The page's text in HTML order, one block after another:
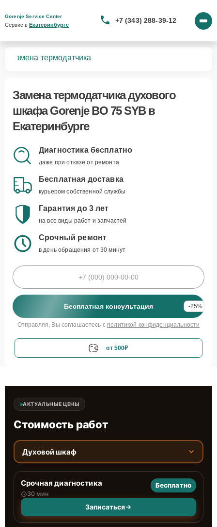
Gorenje Service Center
Сервис в Екатеринбурге
+7 (343) 288-39-12
Замена термодатчика
Замена термодатчика духового
шкафа Gorenje BO 75 SYB в
Екатеринбурге
Диагностика бесплатно
даже при отказе от ремонта
Бесплатная доставка
курьером собственной службы
Гарантия до 3 лет
на все виды работ и запчастей
Срочный ремонт
в день обращения от 30 минут
Бесплатная консультация -25%
Отправляя, Вы соглашаетесь с политикой конфиденциальности
от 500₽
АКТУАЛЬНЫЕ ЦЕНЫ
Стоимость работ
Духовой шкаф
Срочная диагностика
30 мин
Бесплатно
Записаться